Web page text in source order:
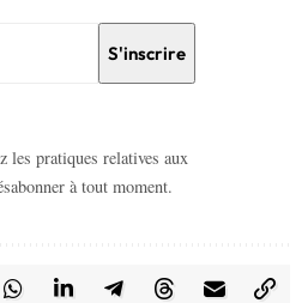
les pratiques relatives aux
à tout moment.